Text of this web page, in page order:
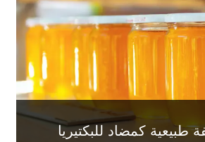
طبيعية كمضاد للبكتيريا